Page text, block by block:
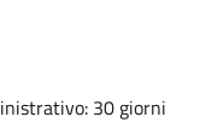
30 giorni